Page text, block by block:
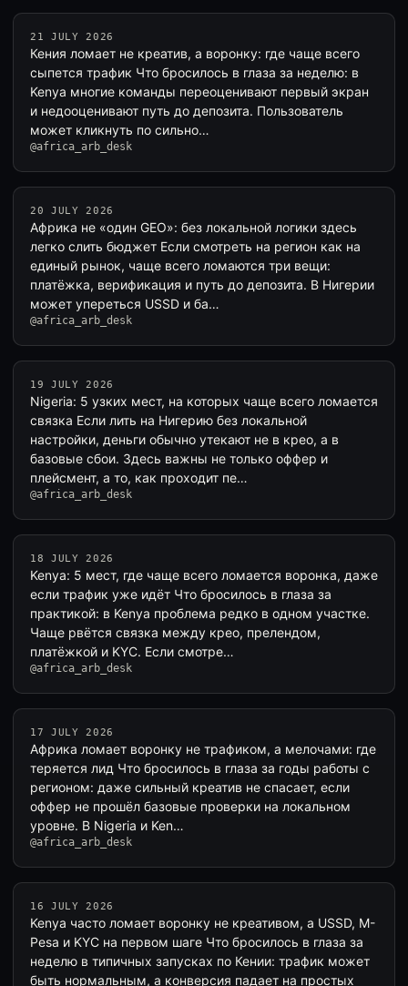
21 JULY 2026
Кения ломает не креатив, а воронку: где чаще всего
сыпется трафик Что бросилось в глаза за неделю: в
Kenya многие команды переоценивают первый экран
и недооценивают путь до депозита. Пользователь
может кликнуть по сильно…
@africa_arb_desk
20 JULY 2026
Африка не «один GEO»: без локальной логики здесь
легко слить бюджет Если смотреть на регион как на
единый рынок, чаще всего ломаются три вещи:
платёжка, верификация и путь до депозита. В Нигерии
может упереться USSD и ба…
@africa_arb_desk
19 JULY 2026
Nigeria: 5 узких мест, на которых чаще всего ломается
связка Если лить на Нигерию без локальной
настройки, деньги обычно утекают не в крео, а в
базовые сбои. Здесь важны не только оффер и
плейсмент, а то, как проходит пе…
@africa_arb_desk
18 JULY 2026
Kenya: 5 мест, где чаще всего ломается воронка, даже
если трафик уже идёт Что бросилось в глаза за
практикой: в Kenya проблема редко в одном участке.
Чаще рвётся связка между крео, прелендом,
платёжкой и KYC. Если смотре…
@africa_arb_desk
17 JULY 2026
Африка ломает воронку не трафиком, а мелочами: где
теряется лид Что бросилось в глаза за годы работы с
регионом: даже сильный креатив не спасает, если
оффер не прошёл базовые проверки на локальном
уровне. В Nigeria и Ken…
@africa_arb_desk
16 JULY 2026
Kenya часто ломает воронку не креативом, а USSD, M-
Pesa и KYC на первом шаге Что бросилось в глаза за
неделю в типичных запускax по Кении: трафик может
быть нормальным, а конверсия падает на простых